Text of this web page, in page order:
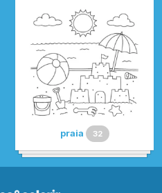
praia 32